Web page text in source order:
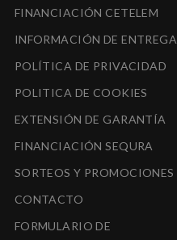
FINANCIACIÓN CETELEM
INFORMACIÓN DE ENTREGA
POLÍTICA DE PRIVACIDAD
POLITICA DE COOKIES
EXTENSIÓN DE GARANTÍA
FINANCIACIÓN SEQURA
SORTEOS Y PROMOCIONES
CONTACTO
FORMULARIO DE